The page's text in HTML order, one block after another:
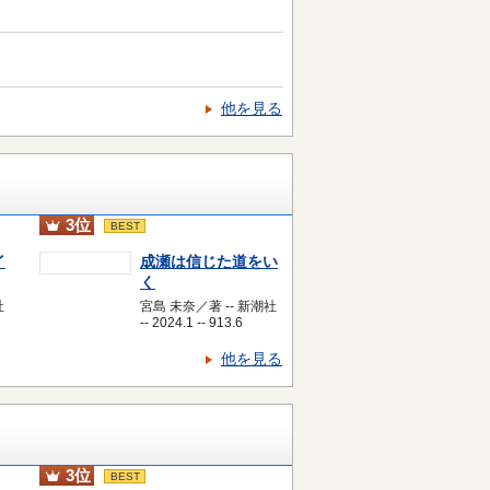
他を見る
3位 BEST
成瀬は信じた道をい
く
宮島 未奈／著 -- 新潮社
-- 2024.1 -- 913.6
他を見る
3位 BEST